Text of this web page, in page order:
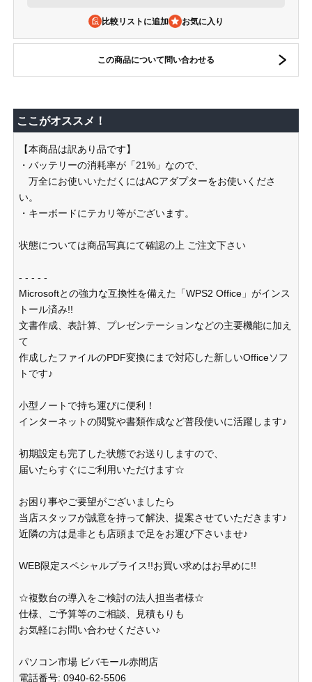
比較リストに追加
この商品について問い合わせる
ここがオススメ！
【本商品は訳あり品です】
・バッテリーの消耗率が「21%」なので、
万全にお使いいただくにはACアダプターをお使いくださ
い。
・キーボードにテカリ等がございます。
状態については商品写真にて確認の上 ご注文下さい
- - - - -
Microsoftとの強力な互換性を備えた「WPS2 Office」がインス
トール済み!!
文書作成、表計算、プレゼンテーションなどの主要機能に加え
て
作成したファイルのPDF変換にまで対応した新しいOfficeソフ
トです♪
小型ノートで持ち運びに便利！
インターネットの閲覧や書類作成など普段使いに活躍します♪
初期設定も完了した状態でお送りしますので、
届いたらすぐにご利用いただけます☆
お困り事やご要望がございましたら
当店スタッフが誠意を持って解決、提案させていただきます♪
近隣の方は是非とも店頭まで足をお運び下さいませ♪
WEB限定スペシャルプライス!!お買い求めはお早めに!!
☆複数台の導入をご検討の法人担当者様☆
仕様、ご予算等のご相談、見積もりも
お気軽にお問い合わせください♪
パソコン市場 ビバモール赤間店
電話番号: 0940-62-5506